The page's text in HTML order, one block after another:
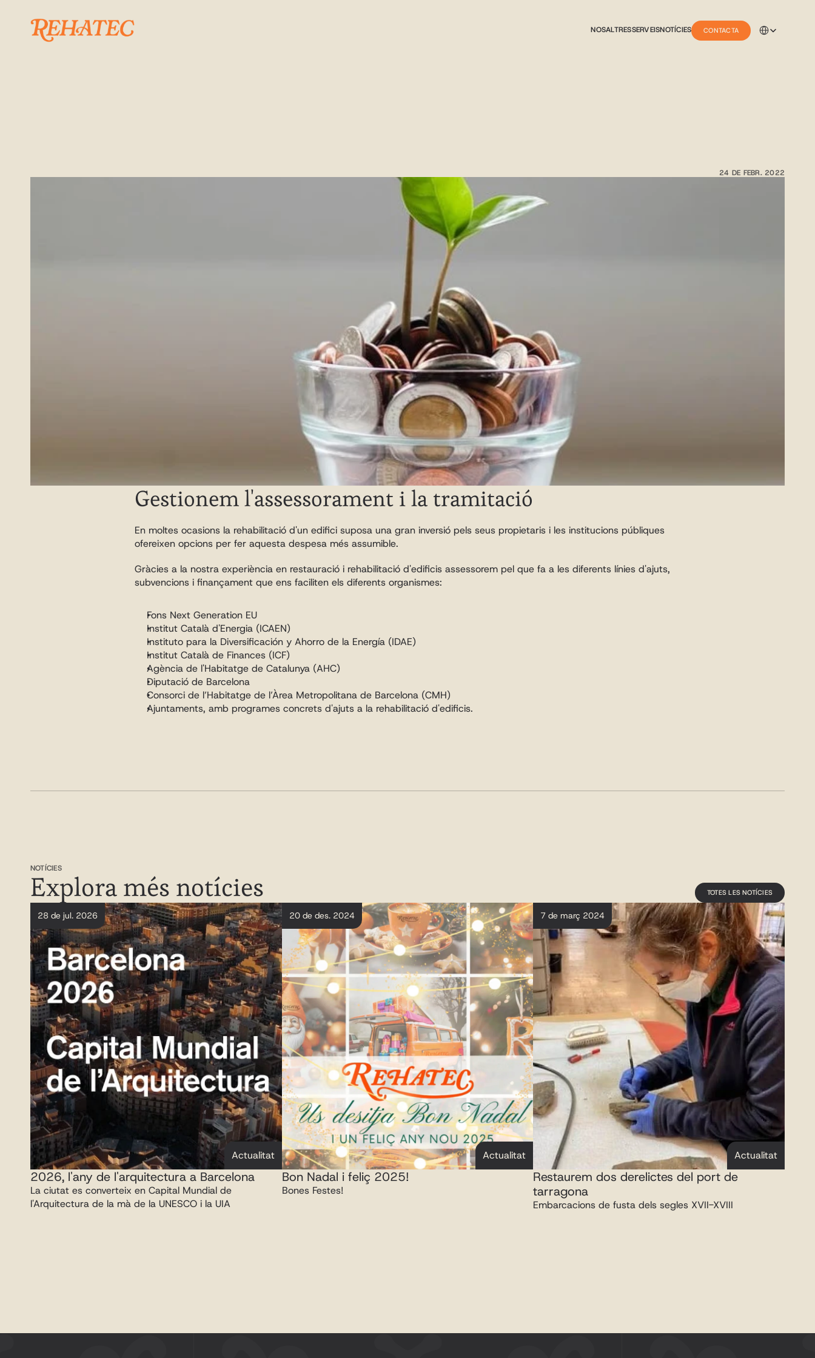
NOSALTRESSERVEISNOTÍCIES CONTACTA
24 DE FEBR. 2022
Gestionem l'assessorament i la tramitació
En moltes ocasions la rehabilitació d'un edifici suposa una gran inversió pels seus propietaris i les institucions públiques
ofereixen opcions per fer aquesta despesa més assumible.
Gràcies a la nostra experiència en restauració i rehabilitació d'edificis assessorem pel que fa a les diferents línies d'ajuts,
subvencions i finançament que ens faciliten els diferents organismes:
Fons Next Generation EU
Institut Català d'Energia (ICAEN)
Instituto para la Diversificación y Ahorro de la Energía (IDAE)
Institut Català de Finances (ICF)
Agència de l'Habitatge de Catalunya (AHC)
Diputació de Barcelona
Consorci de l’Habitatge de l’Àrea Metropolitana de Barcelona (CMH)
Ajuntaments, amb programes concrets d'ajuts a la rehabilitació d'edificis.
NOTÍCIES
Explora més notícies TOTES LES NOTÍCIES
28 de jul. 2026
Actualitat
2026, l'any de l'arquitectura a Barcelona
La ciutat es converteix en Capital Mundial de
l'Arquitectura de la mà de la UNESCO i la UIA
20 de des. 2024
Actualitat
Bon Nadal i feliç 2025!
Bones Festes!
7 de març 2024
Actualitat
Restaurem dos derelictes del port de
tarragona
Embarcacions de fusta dels segles XVII-XVIII